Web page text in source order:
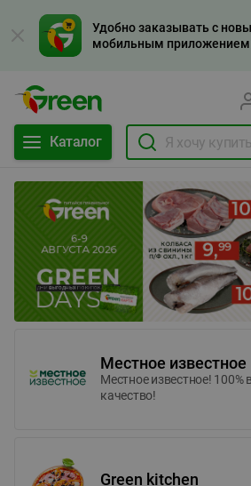
Удобно заказывать с
мобильным приложением
Каталог
Местное известное
Местное известное! 100%
качество!
Green kitchen